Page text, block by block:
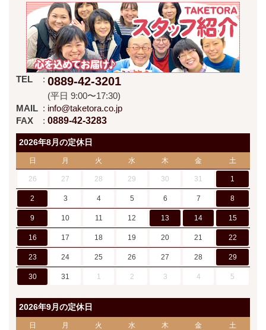
TEL 0889-42-3201
(平日 9:00〜17:30)
MAIL
info@taketora.co.jp
FAX
0889-42-3283
2026年8月の定休日
日 月 火 水 木 金 土
26 27 28 29 30 31 1
2 3 4 5 6 7 8
9 10 11 12 13 14 15
16 17 18 19 20 21 22
23 24 25 26 27 28 29
30 31 1 2 3 4 5
2026年9月の定休日
日 月 火 水 木 金 土